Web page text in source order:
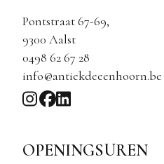
Pontstraat 67-69,
9300 Aalst
0498 62 67 28
info@antiekdeeenhoorn.be
OPENINGSUREN